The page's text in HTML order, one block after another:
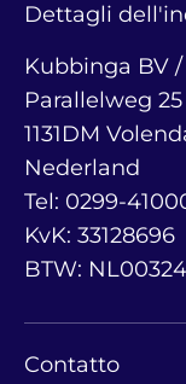
Dettagli
Kubbinga BV
Parallelweg 25
1131DM
Nederland
Tel: 0299-
KvK: 33128696
BTW:
Contatto